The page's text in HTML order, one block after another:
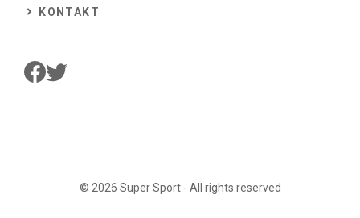
KONTAKT
© 2026 Super Sport- All rights reserved